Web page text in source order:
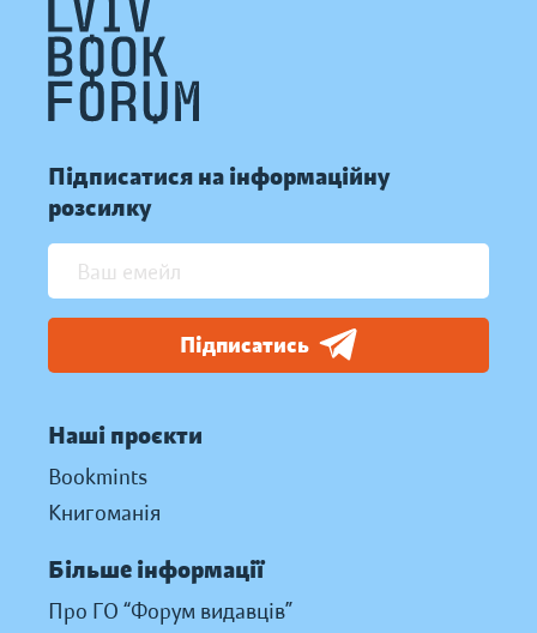
Підписатися на інформаційну
розсилку
Підписатись
Наші проєкти
Bookmints
Книгоманія
Більше інформації
Про ГО “Форум видавців”